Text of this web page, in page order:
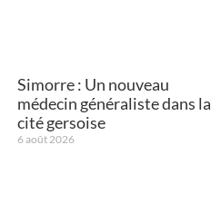
Simorre : Un nouveau
médecin généraliste dans la
cité gersoise
6 août 2026